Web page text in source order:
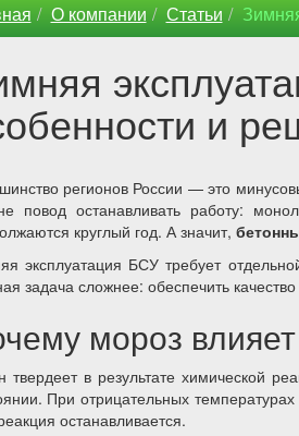
О компании Статьи
и
регионов России — это
повод останавливать работу:
круглый год. А значит,
эксплуатация БСУ требует
задача сложнее: обеспечить
мороз
твердеет в результате химической
При отрицательных
останавливается.